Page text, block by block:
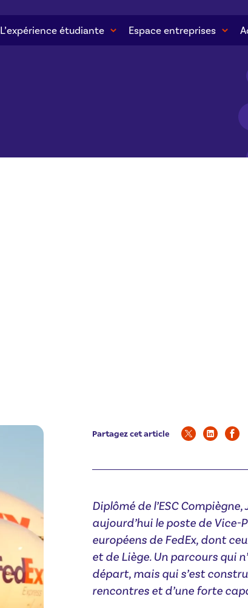
L’expérience étudiante Espace entreprises
Partagez cet article
Diplômé de l’ESC
aujourd’hui le poste de Vice-
européens de FedEx, dont
et de Liège. Un parcours qui
départ, mais qui s’est
rencontres et d’une forte